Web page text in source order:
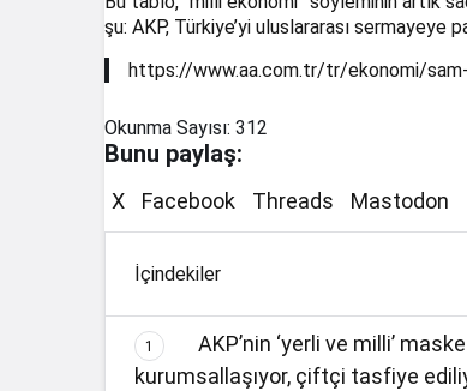
şu: AKP, Türkiye’yi uluslararası sermayeye
https://www.aa.com.tr/tr/ekonomi/
Okunma Sayısı: 312
Bunu paylaş:
X Facebook Threads Mastodon
İçindekiler
1
AKP’nin ‘yerli ve milli’
kurumsallaşıyor, çiftçi tasfiye